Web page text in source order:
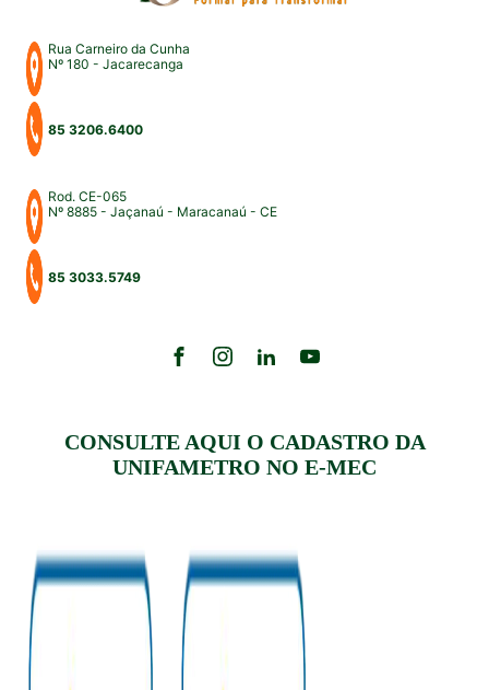
Rua Carneiro da Cunha
Nº 180 - Jacarecanga
85 3206.6400
Rod. CE-065
Nº 8885 - Jaçanaú - Maracanaú - CE
85 3033.5749
CONSULTE AQUI O CADASTRO DA
UNIFAMETRO NO E-MEC